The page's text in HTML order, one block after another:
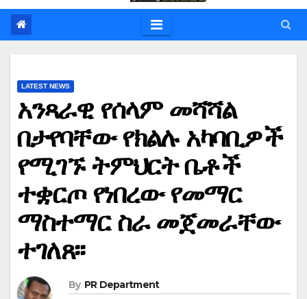
LATEST NEWS
አንጻራዊ የሰላም መሻሻል
በታየባቸው የክልሉ አካባቢዎች
የሚገኙ ትምህርት ቤቶች
ተቋርጦ የነበረው የመማር
ማስተማር ስራ መጀመራቸው
ተገለጸ፡፡
By PR Department